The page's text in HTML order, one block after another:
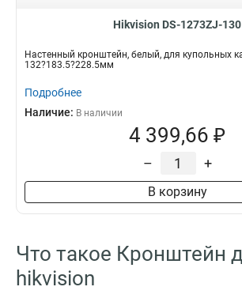
117х194х310мм 1
209х195х114мм 1
140х228х4125мм
136х212х32мм
1
2239х80х1258мм 1
70x971x2179мм
Hikvision DS-1273ZJ-130
Настенный кронштейн, белый, для купольных
132?183.5?228.5мм
Подробнее
Наличие: В наличии
4 399,66 ₽
– +
В корзину
Что такое Кронштейн
hikvision